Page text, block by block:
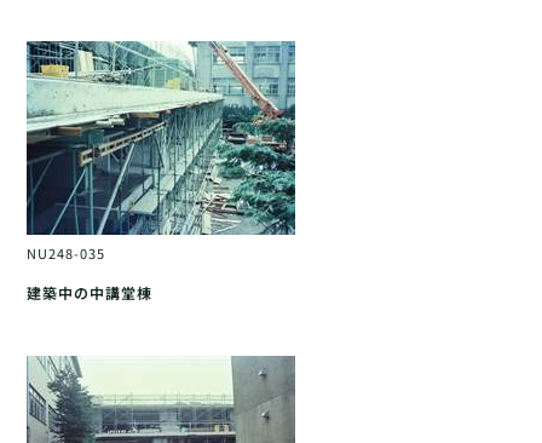
NU248-035
建築中の中講堂棟